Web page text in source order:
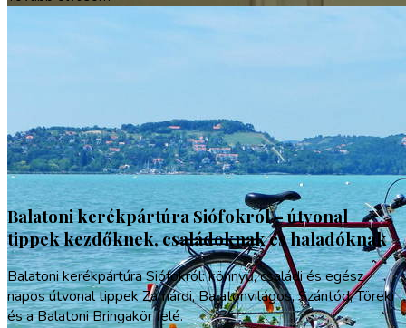
Vízi sportok
Balatoni kerékpártúra Siófokról – útvonal
tippek kezdőknek, családoknak és haladóknak
Balatoni kerékpártúra Siófokról: könnyű, családi és egész
napos útvonal tippek Zamárdi, Balatonvilágos, Szántód, Töreki
és a Balatoni Bringakör felé.